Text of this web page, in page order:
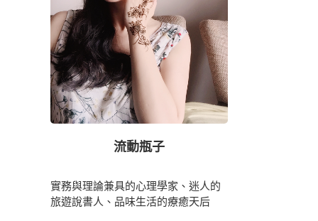
流動瓶子
實務與理論兼具的心理學家、迷人的
旅遊說書人、品味生活的療癒天后